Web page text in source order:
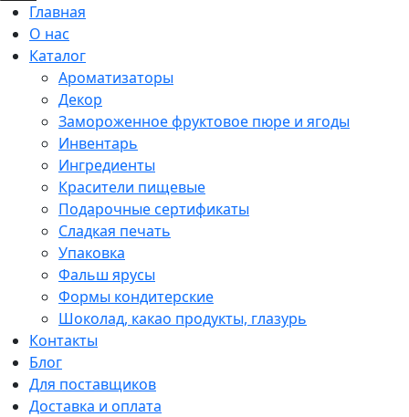
Главная
О нас
Каталог
Ароматизаторы
Декор
Замороженное фруктовое пюре и ягоды
Инвентарь
Ингредиенты
Красители пищевые
Подарочные сертификаты
Сладкая печать
Упаковка
Фальш ярусы
Формы кондитерские
Шоколад, какао продукты, глазурь
Контакты
Блог
Для поставщиков
Доставка и оплата